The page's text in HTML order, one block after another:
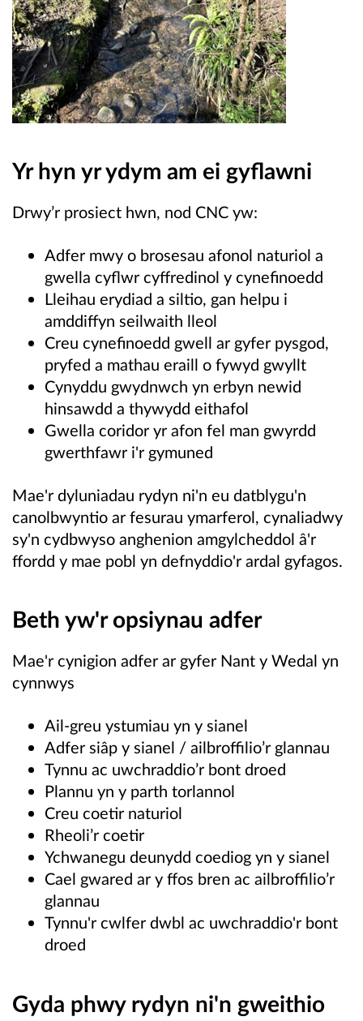
Yr hyn yr ydym am ei gyflawni
Drwy’r prosiect hwn, nod CNC yw:
Adfer mwy o brosesau afonol naturiol a
gwella cyflwr cyffredinol y cynefinoedd
Lleihau erydiad a siltio, gan helpu i
amddiffyn seilwaith lleol
Creu cynefinoedd gwell ar gyfer pysgod,
pryfed a mathau eraill o fywyd gwyllt
Cynyddu gwydnwch yn erbyn newid
hinsawdd a thywydd eithafol
Gwella coridor yr afon fel man gwyrdd
gwerthfawr i'r gymuned
Mae'r dyluniadau rydyn ni'n eu datblygu'n
canolbwyntio ar fesurau ymarferol, cynaliadwy
sy'n cydbwyso anghenion amgylcheddol â'r
ffordd y mae pobl yn defnyddio'r ardal gyfagos.
Beth yw'r opsiynau adfer
Mae'r cynigion adfer ar gyfer Nant y Wedal yn
cynnwys
Ail-greu ystumiau yn y sianel
Adfer siâp y sianel / ailbroffilio’r glannau
Tynnu ac uwchraddio’r bont droed
Plannu yn y parth torlannol
Creu coetir naturiol
Rheoli’r coetir
Ychwanegu deunydd coediog yn y sianel
Cael gwared ar y ffos bren ac ailbroffilio’r
glannau
Tynnu'r cwlfer dwbl ac uwchraddio'r bont
droed
Gyda phwy rydyn ni'n gweithio